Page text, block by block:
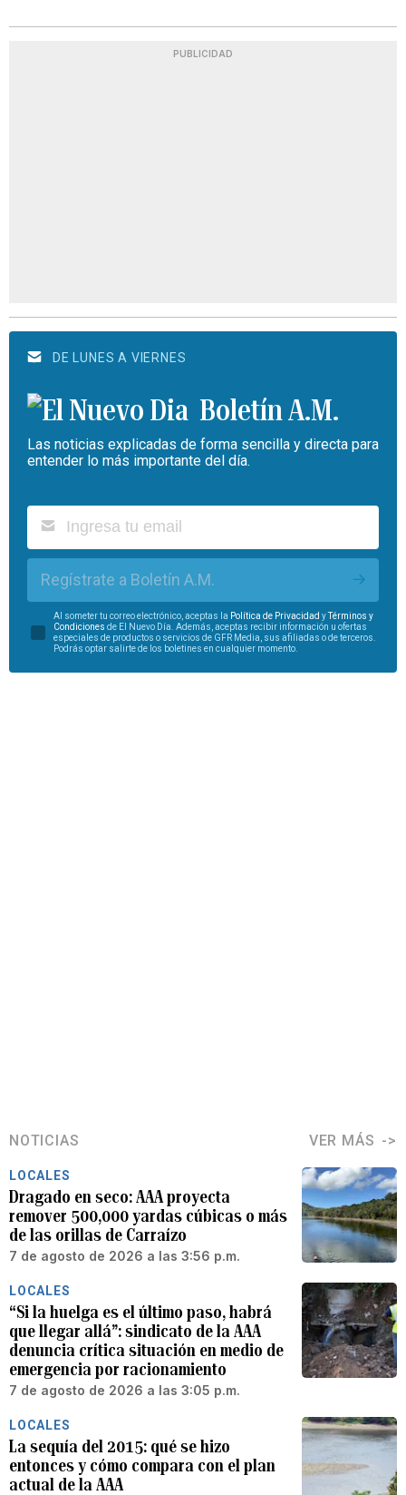
PUBLICIDAD
DE LUNES A VIERNES
Boletín A.M.
Las noticias explicadas de forma sencilla y directa para
entender lo más importante del día.
Regístrate a Boletín A.M.
Al someter tu correo electrónico, aceptas la Política de Privacidad yTérminos y
Condiciones de El Nuevo Día. Además, aceptas recibir información u ofertas
especiales de productos o servicios de GFR Media, sus afiliadas o de terceros.
Podrás optar salirte de los boletines en cualquier momento.
NOTICIAS VER MÁS
LOCALES
Dragado en seco: AAA proyecta
remover 500,000 yardas cúbicas o más
de las orillas de Carraízo
7 de agosto de 2026 a las 3:56 p.m.
LOCALES
“Si la huelga es el último paso, habrá
que llegar allá”: sindicato de la AAA
denuncia crítica situación en medio de
emergencia por racionamiento
7 de agosto de 2026 a las 3:05 p.m.
LOCALES
La sequía del 2015: qué se hizo
entonces y cómo compara con el plan
actual de la AAA